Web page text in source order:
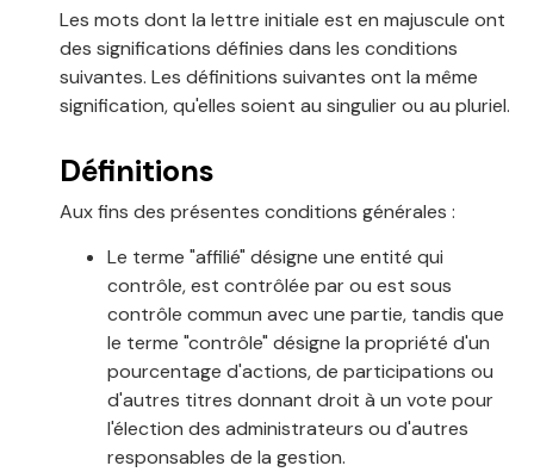
Les mots dont la lettre initiale est en majuscule ont
des significations définies dans les conditions
suivantes. Les définitions suivantes ont la même
signification, qu'elles soient au singulier ou au pluriel.
Définitions
Aux fins des présentes conditions générales :
Le terme "affilié" désigne une entité qui
contrôle, est contrôlée par ou est sous
contrôle commun avec une partie, tandis que
le terme "contrôle" désigne la propriété d'un
pourcentage d'actions, de participations ou
d'autres titres donnant droit à un vote pour
l'élection des administrateurs ou d'autres
responsables de la gestion.